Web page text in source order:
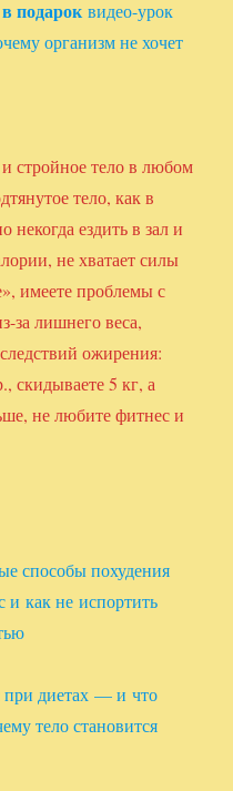
в подарок видео-урок
организм не хочет
стройное тело в любом
тело, как в
некогда ездить в зал и
не хватает силы
имеете проблемы с
за лишнего веса,
ожирения:
скидываете 5 кг, а
не любите фитнес и
способы похудения
и как не испортить
при диетах — и что
тело становится